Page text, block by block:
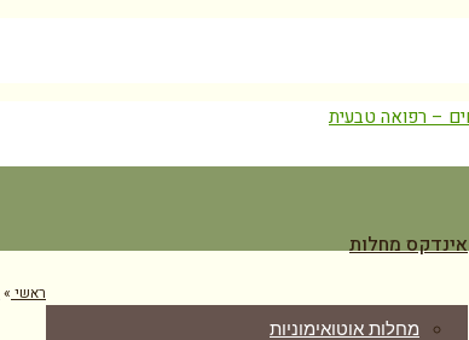
אינדקס מחלות
מחלות אוטואימוניות
ראשי »